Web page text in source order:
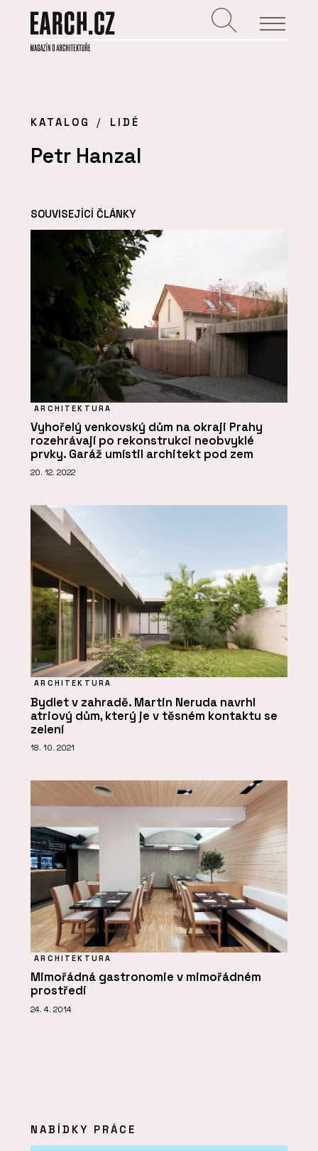
KATALOG LIDÉ
Petr Hanzal
SOUVISEJÍCÍ ČLÁNKY
ARCHITEKTURA
Vyhořelý venkovský dům na okraji Prahy
rozehrávají po rekonstrukci neobvyklé
prvky. Garáž umístil architekt pod zem
20. 12. 2022
ARCHITEKTURA
Bydlet v zahradě. Martin Neruda navrhl
atriový dům, který je v těsném kontaktu se
zelení
18. 10. 2021
ARCHITEKTURA
Mimořádná gastronomie v mimořádném
prostředí
24. 4. 2014
NABÍDKY PRÁCE